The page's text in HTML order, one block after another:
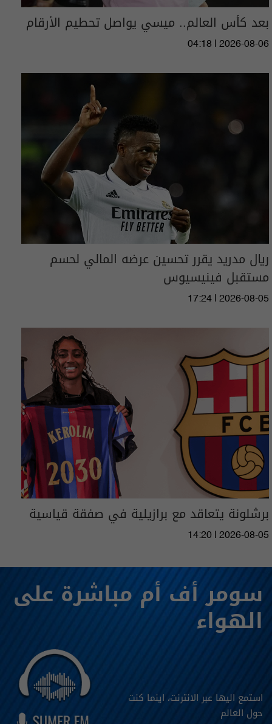
بعد كأس العالم.. ميسي يواصل تحطيم الأرقام
04:18 | 2026-08-06
ريال مدريد يقرر تحسين عرضه المالي لحسم
مستقبل فينيسيوس
17:24 | 2026-08-05
برشلونة يتعاقد مع برازيلية في صفقة قياسية
14:20 | 2026-08-05
سومر أف أم مباشرة على
الهواء
استمع اليها عبر الانترنت، اينما كنت
حول العالم